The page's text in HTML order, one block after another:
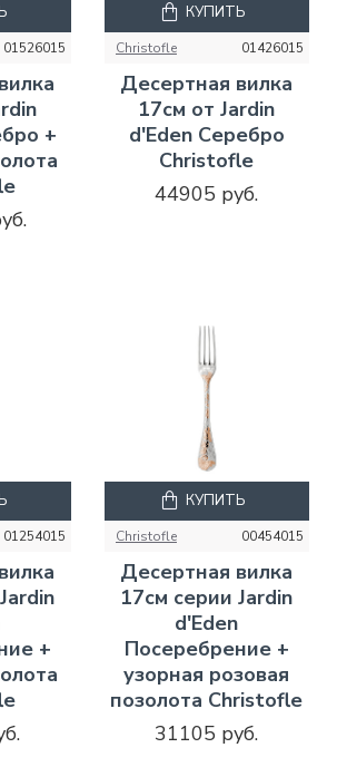
01526015
+
Christofle 01426015
Десертная вилка
17см от Jardin
d'Eden Серебро
Christofle
44905 руб.
КУПИТЬ
01254015
+
Christofle 00454015
Десертная вилка
17см серии Jardin
d'Eden
Посеребрение +
узорная розовая
позолота Christofle
31105 руб.
КУПИТЬ